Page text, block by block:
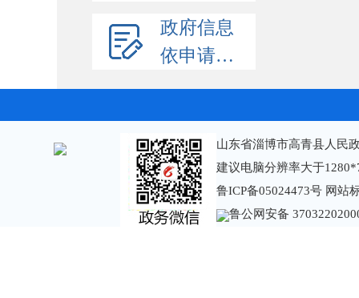
政府信息
依申请公开
山东省淄博市高青县人民
建议电脑分辨率大于
鲁ICP备05024473号 网站
鲁公网安备